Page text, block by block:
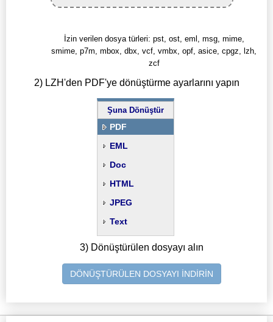
İzin verilen dosya türleri: pst, ost, eml, msg, mime,
smime, p7m, mbox, dbx, vcf, vmbx, opf, asice, cpgz, lzh,
zcf
2) LZH'den PDF'ye dönüştürme ayarlarını yapın
Şuna Dönüştür
PDF
EML
Doc
HTML
JPEG
Text
3) Dönüştürülen dosyayı alın
DÖNÜŞTÜRÜLEN DOSYAYI İNDİRİN